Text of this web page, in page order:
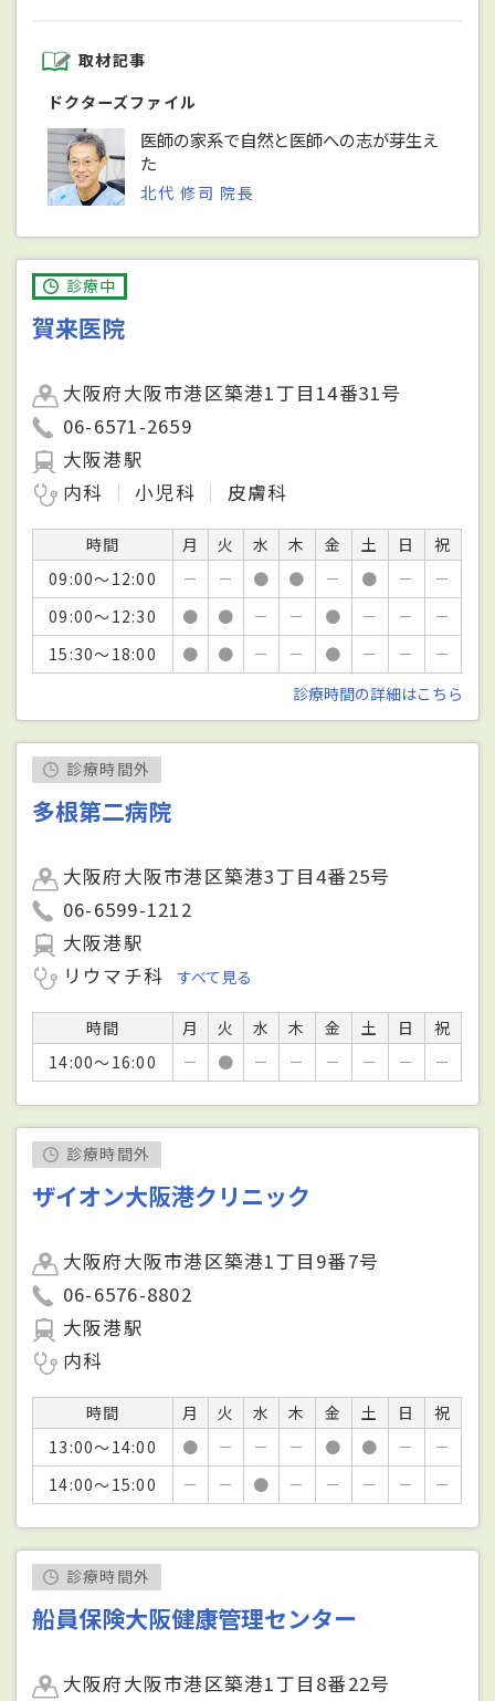
取材記事
ドクターズファイル
医師の家系で自然と医師への志が芽生え
た
北代 修司 院長
診療中
賀来医院
大阪府大阪市港区築港1丁目14番31号
06-6571-2659
大阪港駅
内科
小児科 皮膚科
時間 月 火 水 木 金 土 日
祝
09:00～12:00
－ － ● ● － ● －
－
09:00～12:30
● ● － － ● － －
－
15:30～18:00
● ● － － ● － －
－
診療時間の詳細はこちら
診療時間外
多根第二病院
大阪府大阪市港区築港3丁目4番25号
06-6599-1212
大阪港駅
リウマチ科
すべて見る
時間 月 火 水 木 金 土 日
祝
14:00～16:00
－ ● － － － － － －
診療時間外
ザイオン大阪港クリニック
大阪府大阪市港区築港1丁目9番7号
06-6576-8802
大阪港駅
内科
時間 月 火 水 木 金 土 日
祝
13:00～14:00
● － － － ● ● －
－
14:00～15:00
－ － ● － － － － －
診療時間外
船員保険大阪健康管理センター
大阪府大阪市港区築港1丁目8番22号